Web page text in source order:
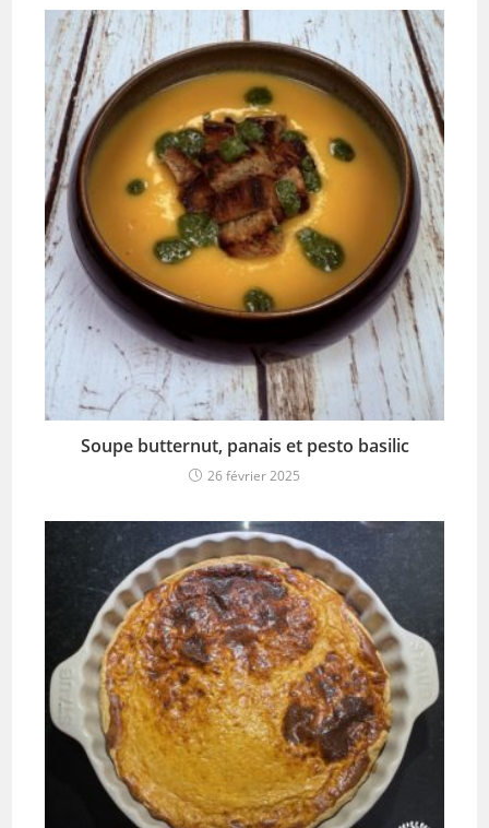
Soupe butternut, panais et pesto basilic
26 février 2025